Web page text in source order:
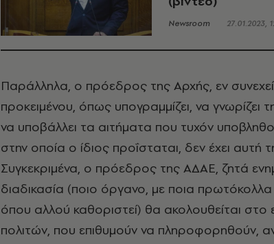
Newsroom 27.01.2023,
Παράλληλα, ο πρόεδρος της Αρχής, εν
προκειμένου, όπως υπογραμμίζει, να γνωρίζει
να υποβάλλει τα αιτήματα που τυχόν
στην οποία ο ίδιος προΐσταται, δεν έχει αυτή
Συγκεκριμένα, ο πρόεδρος της ΑΔΑΕ, ζητά
διαδικασία (ποιο όργανο, με ποια
όπου αλλού καθοριστεί) θα ακολουθείται στο
πολιτών, που επιθυμούν να πληροφορηθούν,